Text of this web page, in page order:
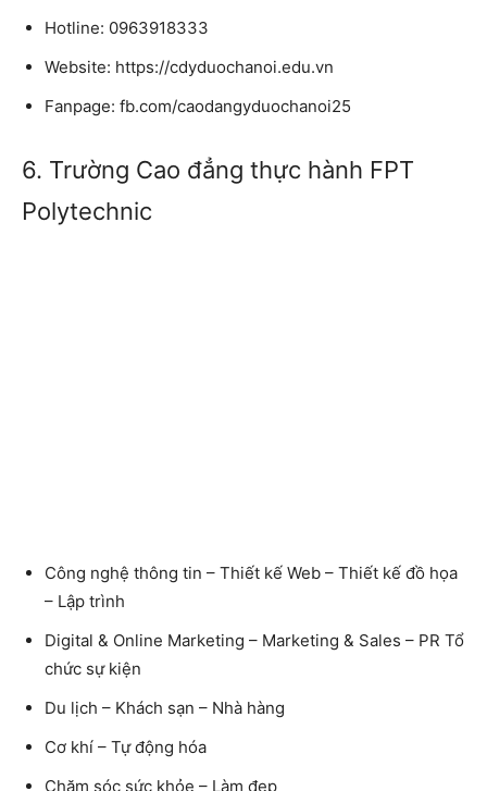
Hotline: 0963918333
Website: https://cdyduochanoi.edu.vn
Fanpage: fb.com/caodangyduochanoi25
6. Trường Cao đẳng thực hành FPT
Polytechnic
Công nghệ thông tin – Thiết kế Web – Thiết kế đồ họa
– Lập trình
Digital & Online Marketing – Marketing & Sales – PR Tổ
chức sự kiện
Du lịch – Khách sạn – Nhà hàng
Cơ khí – Tự động hóa
Chăm sóc sức khỏe – Làm đẹp